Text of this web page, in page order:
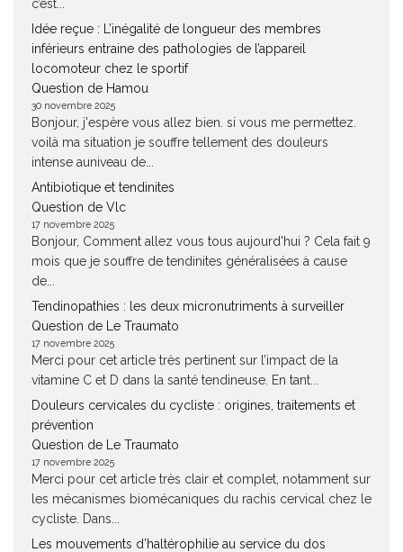
c’est...
Idée reçue : L’inégalité de longueur des membres
inférieurs entraine des pathologies de l’appareil
locomoteur chez le sportif
Question de Hamou
30 novembre 2025
Bonjour, j'espère vous allez bien. si vous me permettez.
voilà ma situation je souffre tellement des douleurs
intense auniveau de...
Antibiotique et tendinites
Question de Vlc
17 novembre 2025
Bonjour, Comment allez vous tous aujourd'hui ? Cela fait 9
mois que je souffre de tendinites généralisées à cause
de...
Tendinopathies : les deux micronutriments à surveiller
Question de Le Traumato
17 novembre 2025
Merci pour cet article très pertinent sur l’impact de la
vitamine C et D dans la santé tendineuse. En tant...
Douleurs cervicales du cycliste : origines, traitements et
prévention
Question de Le Traumato
17 novembre 2025
Merci pour cet article très clair et complet, notamment sur
les mécanismes biomécaniques du rachis cervical chez le
cycliste. Dans...
Les mouvements d’haltérophilie au service du dos